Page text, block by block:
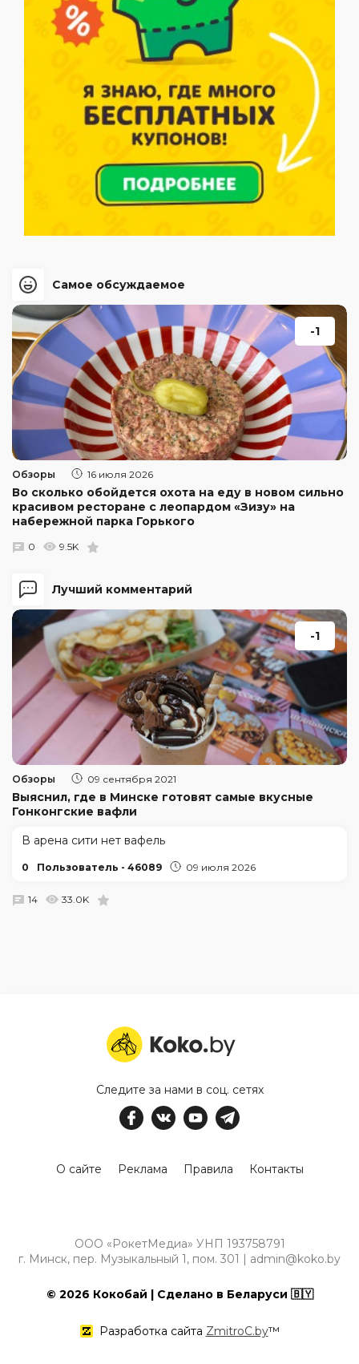
Лучший комментарий
-1
Обзоры 09 сентября 2021
Выяснил, где в Минске готовят самые вкусные
Гонконгские вафли
В арена сити нет вафель
0 Пользователь - 46089 09 июля 2026
14 33.0K
Самое обсуждаемое
-1
Обзоры 16 июля 2026
Во сколько обойдется охота на еду в новом сильно
красивом ресторане с леопардом «Зизу» на
набережной парка Горького
0 9.5K
Следите за нами в соц. сетях
О сайте Реклама Правила Контакты
ООО «РокетМедиа» УНП 193758791
г. Минск, пер. Музыкальный 1, пом. 301 | admin@koko.by
© 2026 Кокобай | Сделано в Беларуси 🇧🇾
Разработка сайта ZmitroC.by™